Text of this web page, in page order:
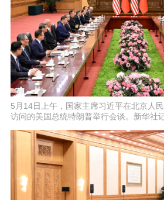
5月14日上午，国家主席习近平在北京人
访问的美国总统特朗普举行会谈。新华社